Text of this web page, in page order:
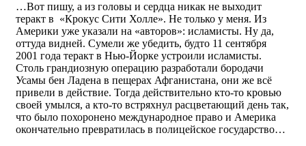
…Вот пишу, а из головы и сердца никак не выходит
теракт в «Крокус Сити Холле». Не только у меня. Из
Америки уже указали на «авторов»: исламисты. Ну да,
оттуда видней. Сумели же убедить, будто 11 сентября
2001 года теракт в Нью-Йорке устроили исламисты.
Столь грандиозную операцию разработали бородачи
Усамы бен Ладена в пещерах Афганистана, они же всё
привели в действие. Тогда действительно кто-то кровью
своей умылся, а кто-то встряхнул расцветающий день так,
что было похоронено международное право и Америка
окончательно превратилась в полицейское государство…